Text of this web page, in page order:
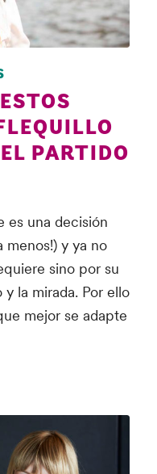
PARTIDO
es una decisión
menos!) y ya no
sino por su
la mirada. Por ello
mejor se adapte